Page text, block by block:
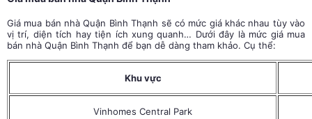
Giá mua bán nhà Quận Bình Thạnh sẽ có mức giá khác nhau tùy vào
vị trí, diện tích hay tiện ích xung quanh… Dưới đây là mức giá mua
bán nhà Quận Bình Thạnh để bạn dễ dàng tham khảo. Cụ thể:
Khu vực
Vinhomes Central Park